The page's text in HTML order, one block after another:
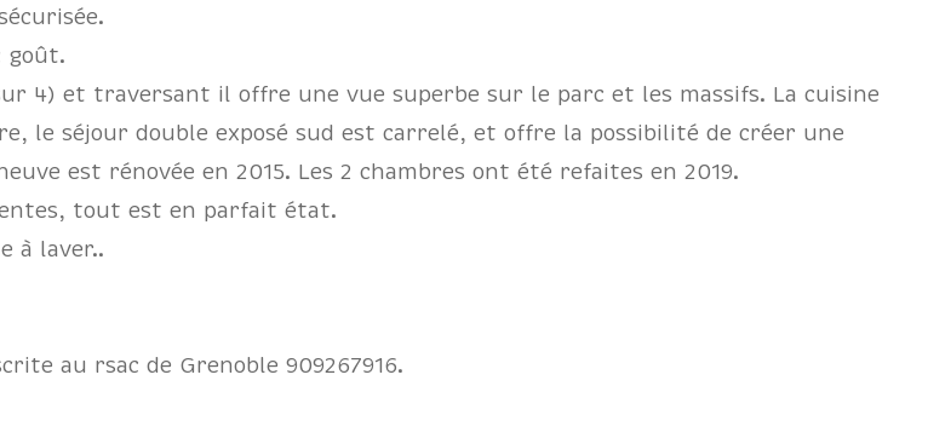
goût.
4) et traversant il offre une vue superbe sur le parc et les massifs. La cuisine
le séjour double exposé sud est carrelé, et offre la possibilité de créer une
est rénovée en 2015. Les 2 chambres ont été refaites en 2019.
tout est en parfait état.
à laver..
au rsac de Grenoble 909267916.